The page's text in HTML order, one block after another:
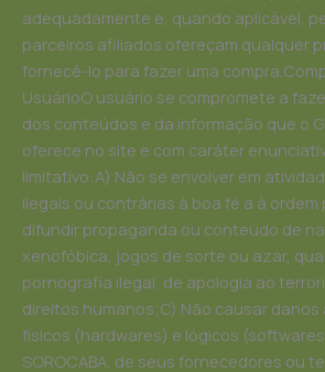
adequadamente e, quando aplicável,
parceiros afiliados ofereçam qualquer
fornecê-lo para fazer uma
UsuárioO usuário se compromete a
dos conteúdos e da informação que o
oferece no site e com caráter
limitativo:A) Não se envolver em
ilegais ou contrárias à boa fé a à ordem
difundir propaganda ou conteúdo de
xenofóbica, jogos de sorte ou azar,
pornografia ilegal, de apologia ao
direitos humanos;C) Não causar danos
físicos (hardwares) e lógicos
SOROCABA, de seus fornecedores ou